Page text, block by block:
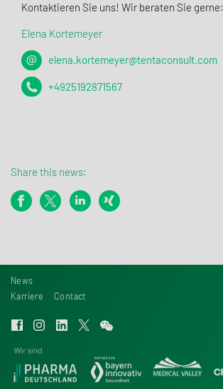
Kontaktieren Sie uns! Wir beraten Sie gerne:
Elena Kortemeyer
elena.kortemeyer@tentaconsult.com
+4925192871567
Share this news:
News
Karriere
Contact